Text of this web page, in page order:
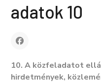
adatok 10
10. A közfeladatot
hirdetmények,